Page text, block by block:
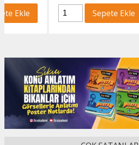
Sepete Ekle